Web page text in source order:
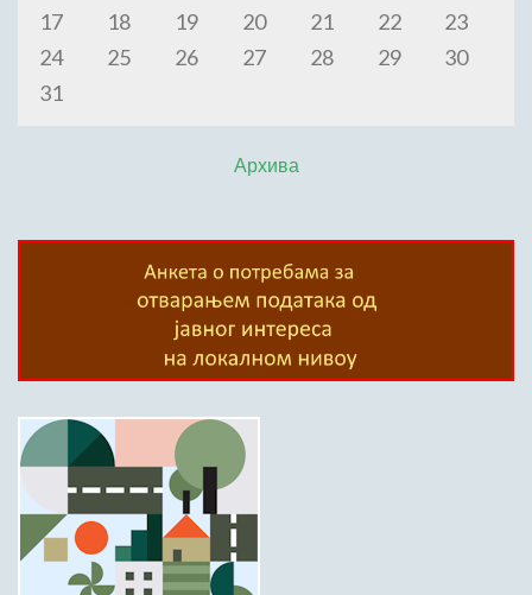
17
18 19 20 21 22
23
24
25 26 27 28 29
30
31
Архива